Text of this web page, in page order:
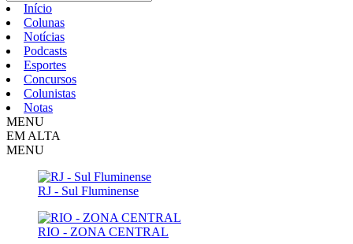
Início
Colunas
Notícias
Podcasts
Esportes
Concursos
Colunistas
Notas
MENU
EM ALTA
MENU
RJ - Sul Fluminense
RIO - ZONA CENTRAL